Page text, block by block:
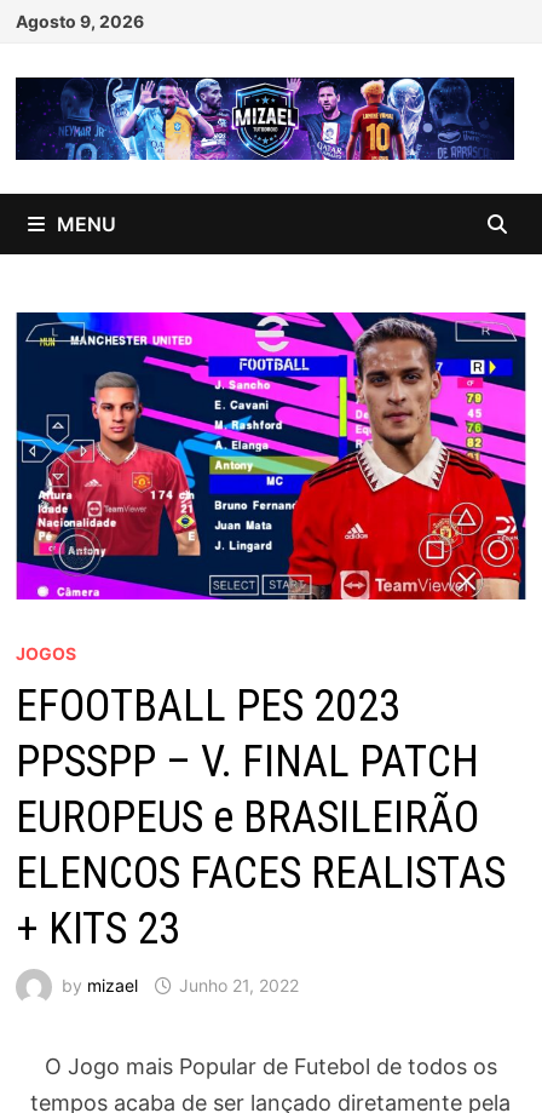
Skip
content
Agosto 9, 2026
MENU
JOGOS
EFOOTBALL PES 2023
PPSSPP – V. FINAL PATCH
EUROPEUS e BRASILEIRÃO
ELENCOS FACES REALISTAS
+ KITS 23
by mizael Junho 21, 2022
O Jogo mais Popular de Futebol de todos os
tempos acaba de ser lançado diretamente pela